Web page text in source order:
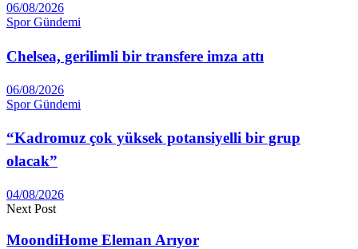
06/08/2026
Spor Gündemi
Chelsea, gerilimli bir transfere imza attı
06/08/2026
Spor Gündemi
“Kadromuz çok yüksek potansiyelli bir grup
olacak”
04/08/2026
Next Post
MoondiHome Eleman Arıyor